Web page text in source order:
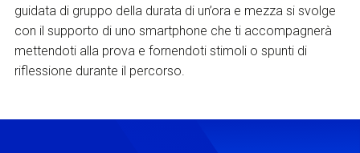
guidata di gruppo della durata di un’ora e mezza si svolge
con il supporto di uno smartphone che ti accompagnerà
mettendoti alla prova e fornendoti stimoli o spunti di
riflessione durante il percorso.